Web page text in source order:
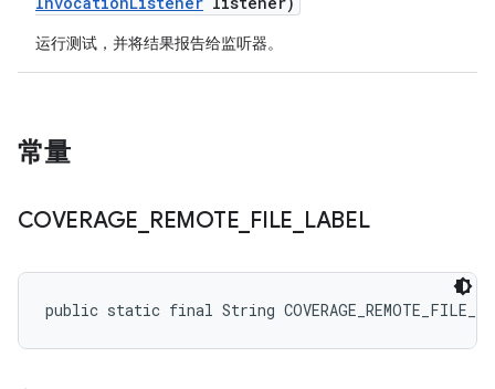
运行测试，并将结果报告给监听器。
常量
COVERAGE REMOTE FILE LABEL
public static final String